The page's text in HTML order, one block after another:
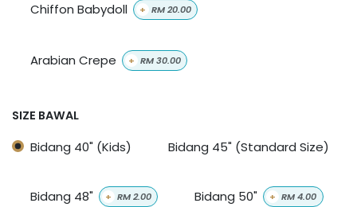
Chiffon Babydoll + RM20.00
Arabian Crepe + RM30.00
SIZE BAWAL
Bidang 40" (Kids) Bidang 45" (Standard Size)
Bidang 48" + RM2.00 Bidang 50" + RM4.00